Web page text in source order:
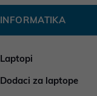
INFORMATIKA
Laptopi
Dodaci za laptope